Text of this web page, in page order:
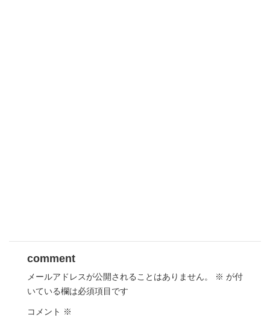
comment
メールアドレスが公開されることはありません。 ※ が付
いている欄は必須項目です
コメント ※